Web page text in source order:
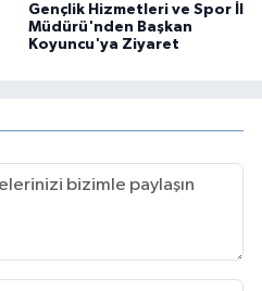
Gençlik Hizmetleri ve Spor İl
Müdürü'nden Başkan
Koyuncu'ya Ziyaret